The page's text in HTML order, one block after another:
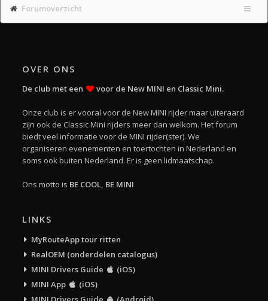
Forumoverzicht
OVER ONS
De club met een voor de New MINI en Classic Mini.
Onze club is er vooral voor de New MINI rijder maar uiteraard
zijn ook de Classic Mini rijders meer dan welkom. Het forum
biedt veel informatie voor de MINI rijder(ster). We
organiseren evenementen en toertochten in Nederland en
soms ook buiten Nederland. Er is geen lidmaatschap.
Ons motto is BE COOL, BE MINI
LINKS
MyRouteApp tour ritten
RealOEM (onderdelen catalogus)
MINI Drivers Guide
(iOS)
MINI App
(iOS)